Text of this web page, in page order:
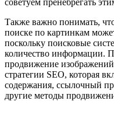
Также важно понимать,
поиске по картинкам
поскольку поисковые
количество информации.
продвижение
стратегии SEO, которая
содержания, ссылочный
другие методы